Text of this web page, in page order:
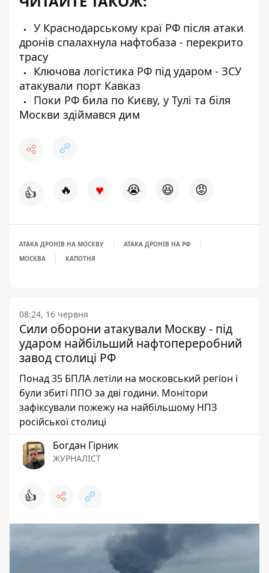
У Краснодарському краї РФ після атаки
дронів спалахнула нафтобаза - перекрито
трасу
Ключова логістика РФ під ударом - ЗСУ
атакували порт Кавказ
Поки РФ била по Києву, у Тулі та біля
Москви здіймався дим
👍 🔥 ♥ 😭 😆 😡
АТАКА ДРОНІВ НА МОСКВУ
АТАКА ДРОНІВ НА РФ
МОСКВА
КАПОТНЯ
08:24, 16 червня
Сили оборони атакували Москву - під
ударом найбільший нафтопереробний
завод столиці РФ
Понад 35 БПЛА летіли на московський регіон і
були збиті ППО за дві години. Монітори
зафіксували пожежу на найбільшому НПЗ
російської столиці
Богдан Гірник
ЖУРНАЛІСТ
👍